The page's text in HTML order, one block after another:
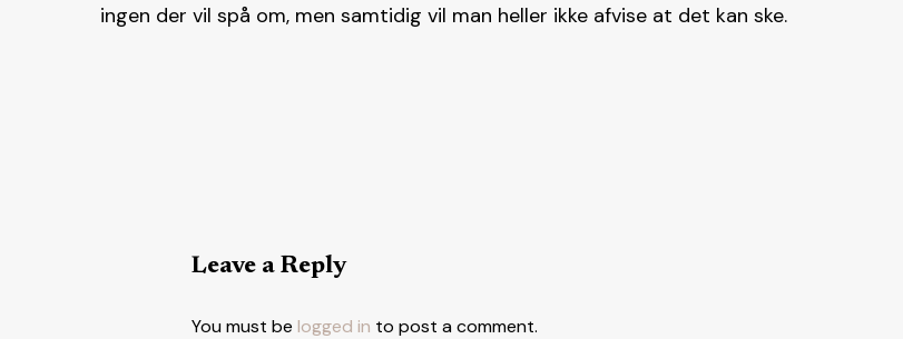
ingen der vil spå om, men samtidig vil man heller ikke afvise at det kan ske.
Leave a Reply
You must be logged in to post a comment.